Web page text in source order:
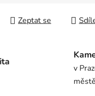
Zeptat se
v
městě